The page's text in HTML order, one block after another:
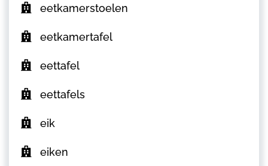
eetkamerstoelen
eetkamertafel
eettafel
eettafels
eik
eiken